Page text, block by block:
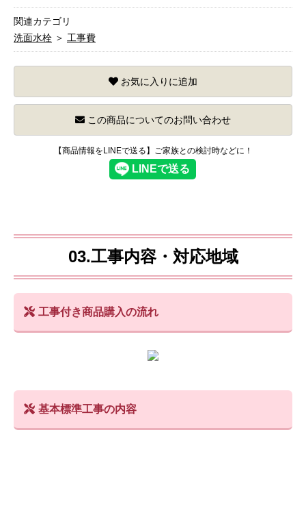
関連カテゴリ
洗面水栓 ＞ 工事費
お気に入りに追加
この商品についてのお問い合わせ
【商品情報をLINEで送る】ご家族との検討時などに！
03.工事内容・対応地域
工事付き商品購入の流れ
基本標準工事の内容